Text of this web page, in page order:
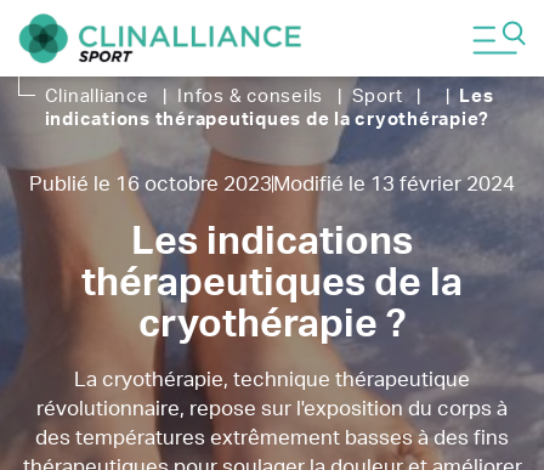
Clinalliance Infos & conseils Sport |
Les
indications thérapeutiques de la cryothérapie?
Publié le 16 octobre 2023 Modifié le 13 février 2024
Les indications
thérapeutiques de la
cryothérapie ?
La cryothérapie, technique thérapeutique
révolutionnaire, repose sur l'exposition du corps à
des températures extrêmement basses à des fins